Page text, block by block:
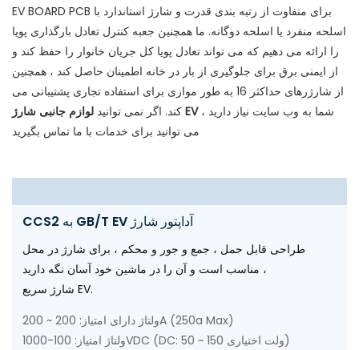
EV BOARD PCB برای متفاوت از رتبه بندی قدرت و شارژ استاندارد با
اسلحه منفرد یا اسلحه دوگانه. ما همچنین جعبه کنترل تعادل بارگذاری پویا
را ارائه می دهیم که می تواند تعادل پویا کل جریان خانوار را حفظ کند و
از ایمنی برق برای جلوگیری از بار در خانه اطمینان حاصل کند ، همچنین
از شارژرهای حداکثر 16 به طور موازی برای استفاده تجاری پشتیبانی می
کند. اگر نمی توانید لوازم جانبی شارژ EV شما به وب سایت نیاز دارید ،
می توانید برای خدمات با ما تماس بگیرید
طراحی قابل حمل ، جمع و جور و محکم ، برای شارژ در محل
مناسب است و آن را در ماشین خود آسان نگه دارید ،
شارژ سریع EV.
ولتاژ دارای امتیاز: 200 ~ 200A (250a Max)
ولتاژ امتیاز: 100-1000VDC (DC: 50 ~ 150 ولت اختیاری)